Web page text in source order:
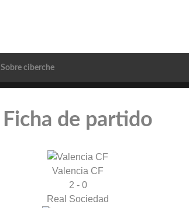
Sobre ciberche
Ficha de partido
Valencia CF
2 - 0
Real Sociedad